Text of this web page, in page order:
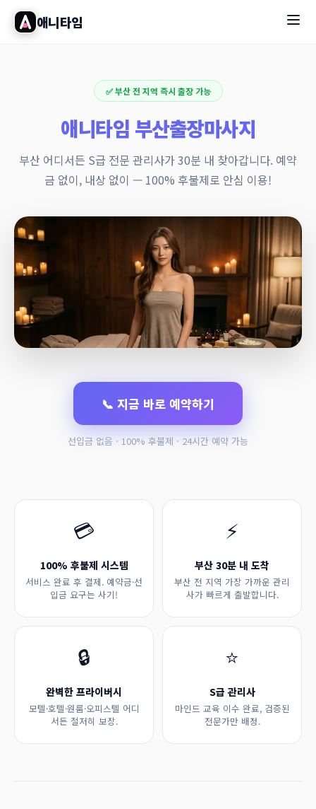
애니타임
✅ 부산 전 지역 즉시 출장 가능
애니타임 부산출장마사지
부산 어디서든 S급 전문 관리사가 30분 내 찾아갑니다. 예약
금 없이, 내상 없이 — 100% 후불제로 안심 이용!
📞 지금 바로 예약하기
선입금 없음 · 100% 후불제 · 24시간 예약 가능
💳
100% 후불제 시스템
서비스 완료 후 결제. 예약금·선
입금 요구는 사기!
⚡
부산 30분 내 도착
부산 전 지역 가장 가까운 관리
사가 빠르게 출발합니다.
🔒
완벽한 프라이버시
모텔·호텔·원룸·오피스텔 어디
서든 철저히 보장.
⭐
S급 관리사
마인드 교육 이수 완료, 검증된
전문가만 배정.